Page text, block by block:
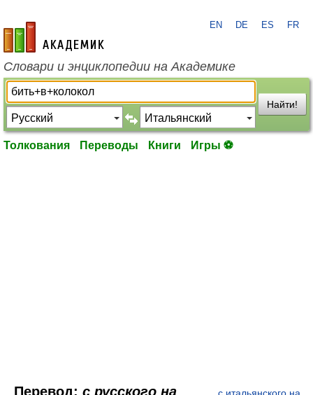
academic.ru
EN DE ES FR
Словари и энциклопедии на Академике
Найти!
Толкования Переводы Книги Игры ⚽
Перевод: с русского на